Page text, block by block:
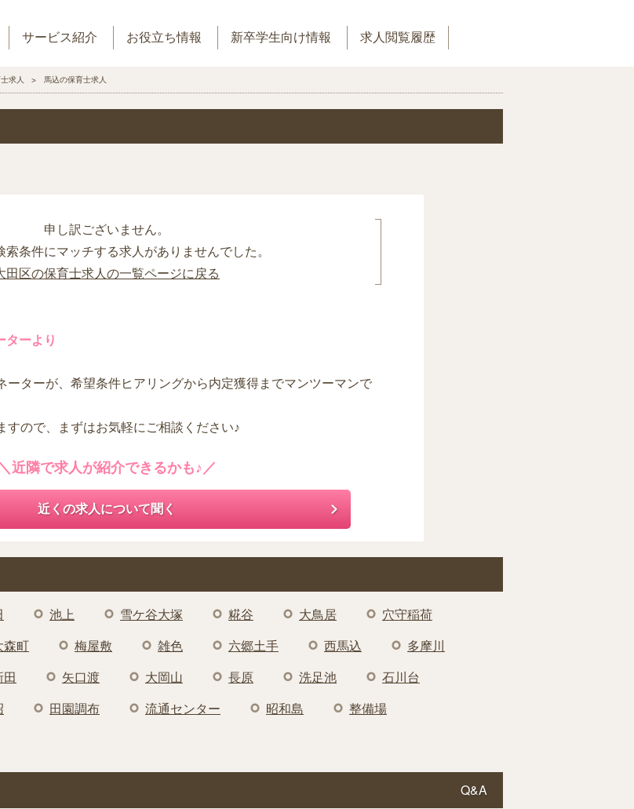
サービス紹介 お役立ち情報 新卒学生向け情報 求人閲覧履歴
求人 馬込の保育士求人
申し訳ございません。
索条件にマッチする求人がありませんでした。
田区の保育士求人の一覧ページに戻る
ターより
ーターが、希望条件ヒアリングから内定獲得までマンツーマンで
すので、まずはお気軽にご相談ください♪
＼近隣で求人が紹介できるかも♪／
近くの求人について聞く
池上 雪ケ谷大塚 糀谷 大鳥居 穴守稲荷
森町 梅屋敷 雑色 六郷土手 西馬込 多摩川
矢口渡 大岡山 長原 洗足池 石川台
田園調布 流通センター 昭和島 整備場
Q&A